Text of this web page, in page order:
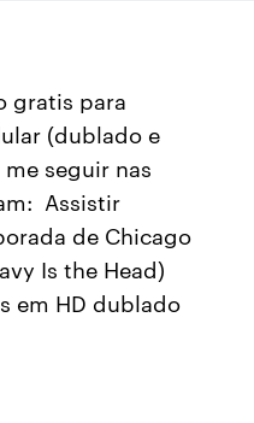
gratis para
(dublado e
seguir nas
Assistir
de Chicago
Is the Head)
em HD dublado